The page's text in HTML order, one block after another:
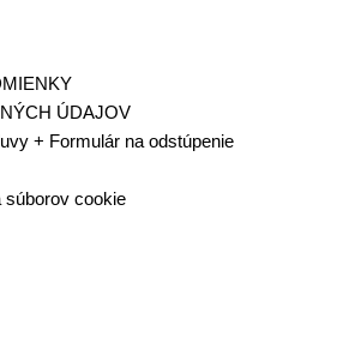
ÚDAJOV
+ Formulár na odstúpenie
súborov cookie